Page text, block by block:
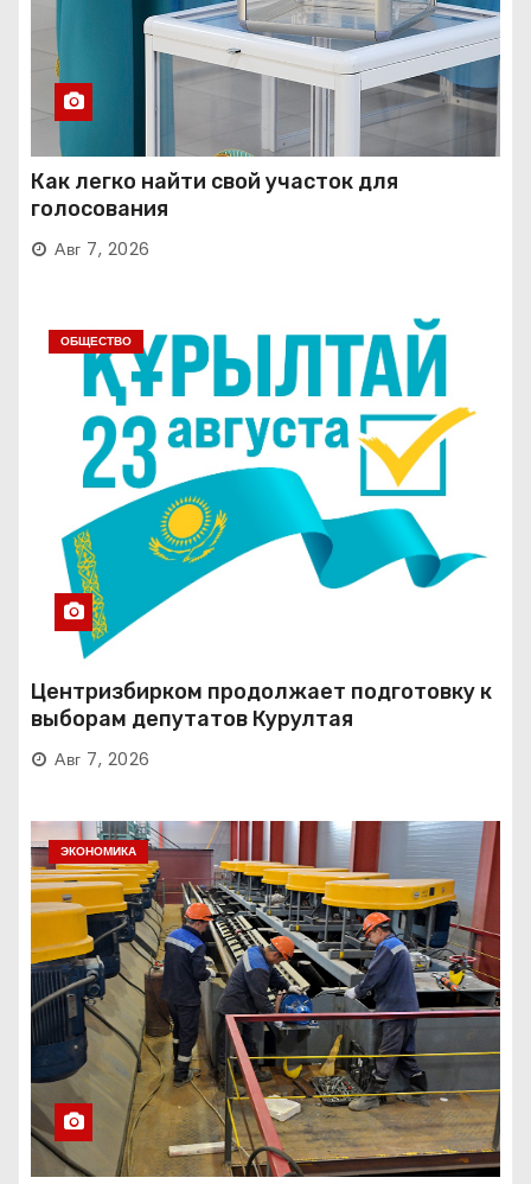
Как легко найти свой участок для
голосования
Авг 7, 2026
ОБЩЕСТВО
Центризбирком продолжает подготовку к
выборам депутатов Курултая
Авг 7, 2026
ЭКОНОМИКА